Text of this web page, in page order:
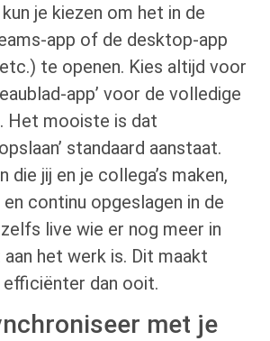
je kiezen om het in de
app of de desktop-app
te openen. Kies altijd voor
app’ voor de volledige
Het mooiste is dat
standaard aanstaat.
die jij en je collega’s maken,
continu opgeslagen in de
live wie er nog meer in
het werk is. Dit maakt
efficiënter dan ooit.
met je